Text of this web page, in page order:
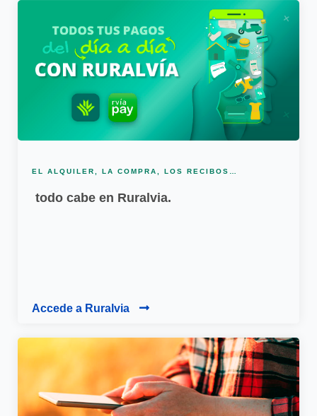
EL ALQUILER, LA COMPRA, LOS RECIBOS…
todo cabe en Ruralvia.
Accede a Ruralvia